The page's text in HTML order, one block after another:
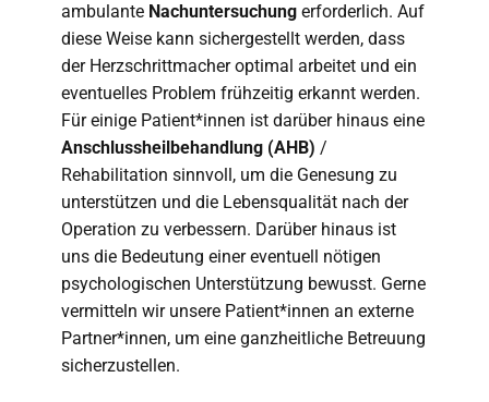
ambulante Nachuntersuchung erforderlich. Auf
diese Weise kann sichergestellt werden, dass
der Herzschrittmacher optimal arbeitet und ein
eventuelles Problem frühzeitig erkannt werden.
Für einige Patient*innen ist darüber hinaus eine
Anschlussheilbehandlung (AHB) /
Rehabilitation sinnvoll, um die Genesung zu
unterstützen und die Lebensqualität nach der
Operation zu verbessern. Darüber hinaus ist
uns die Bedeutung einer eventuell nötigen
psychologischen Unterstützung bewusst. Gerne
vermitteln wir unsere Patient*innen an externe
Partner*innen, um eine ganzheitliche Betreuung
sicherzustellen.